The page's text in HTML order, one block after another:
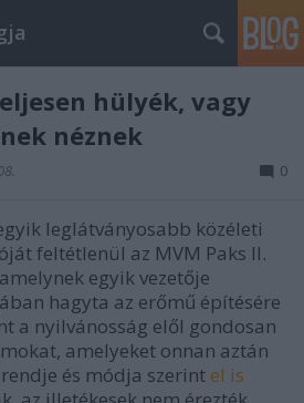
hülyék, vagy
néznek
0
leglátványosabb közéleti
feltétlenül az MVM Paks II.
egyik vezetője
hagyta az erőmű építésére
a nyilvánosság elől gondosan
amelyeket onnan aztán
és módja szerint el is